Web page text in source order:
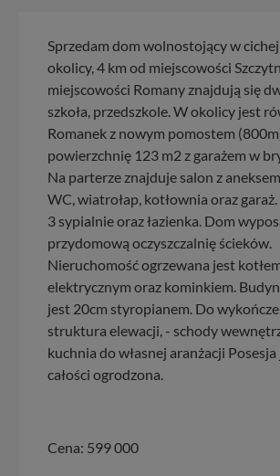
Sprzedam dom wolnostojący w
okolicy, 4 km od miejscowości
miejscowości Romany znajdują się
szkoła, przedszkole. W okolicy jest
Romanek z nowym pomostem
powierzchnię 123 m2 z garażem w
Na parterze znajduje salon z
WC, wiatrołap, kotłownia oraz
3 sypialnie oraz łazienka. Dom
przydomową oczyszczalnię ścieków.
Nieruchomość ogrzewana jest
elektrycznym oraz kominkiem.
jest 20cm styropianem. Do
struktura elewacji, - schody
kuchnia do własnej aranżacji
całości ogrodzona.
Cena: 599 000